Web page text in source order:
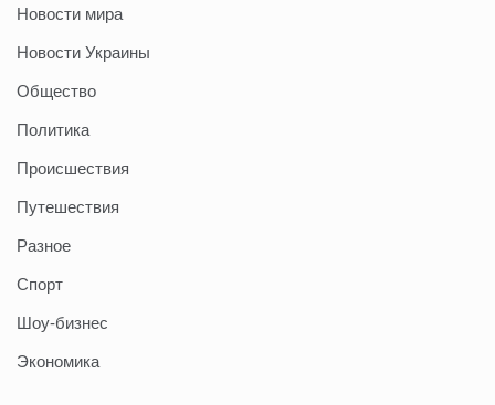
Новости мира
Новости Украины
Общество
Политика
Происшествия
Путешествия
Разное
Спорт
Шоу-бизнес
Экономика